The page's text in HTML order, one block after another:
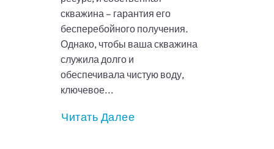
скважина – гарантия его
бесперебойного получения.
Однако, чтобы ваша скважина
служила долго и
обеспечивала чистую воду,
ключевое...
Читать Далее